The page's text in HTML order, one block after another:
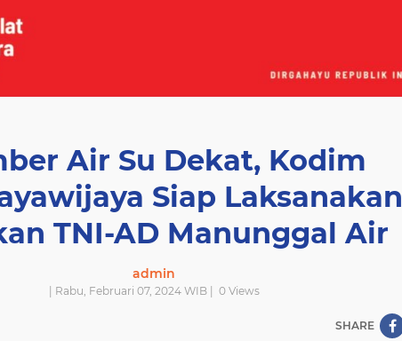
Air Su Dekat, Kodim
Siap Laksanakan
TNI-AD Manunggal Air
admin
| Rabu, Februari 07, 2024 WIB | 0Views
SHARE